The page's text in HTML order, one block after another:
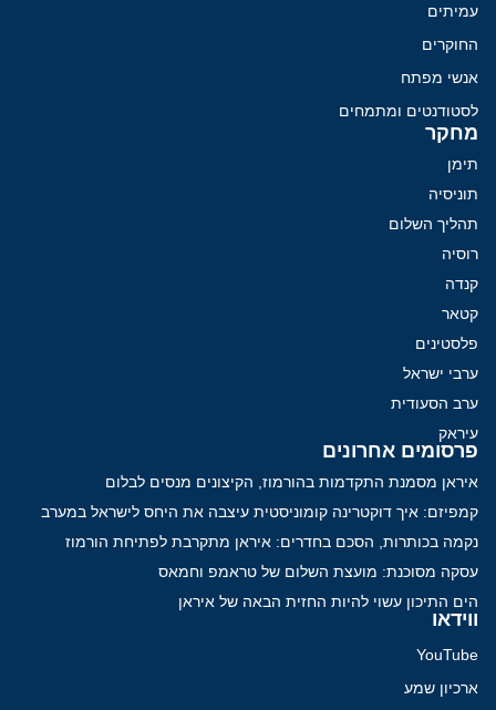
עמיתים
החוקרים
אנשי מפתח
לסטודנטים ומתמחים
מחקר
תימן
תוניסיה
תהליך השלום
רוסיה
קנדה
קטאר
פלסטינים
ערבי ישראל
ערב הסעודית
עיראק
פרסומים אחרונים
איראן מסמנת התקדמות בהורמוז, הקיצונים מנסים לבלום
קמפיזם: איך דוקטרינה קומוניסטית עיצבה את היחס לישראל במערב
נקמה בכותרות, הסכם בחדרים: איראן מתקרבת לפתיחת הורמוז
עסקה מסוכנת: מועצת השלום של טראמפ וחמאס
הים התיכון עשוי להיות החזית הבאה של איראן
ווידאו
YouTube
ארכיון שמע